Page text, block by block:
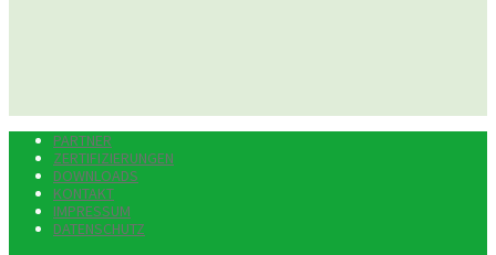
PARTNER
ZERTIFIZIERUNGEN
DOWNLOADS
KONTAKT
IMPRESSUM
DATENSCHUTZ